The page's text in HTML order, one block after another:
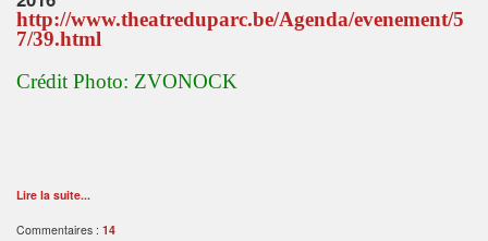
http://www.theatreduparc.be/Agenda/evenement/5
7/39.html
Crédit Photo: ZVONOCK
Lire la suite...
Commentaires : 14